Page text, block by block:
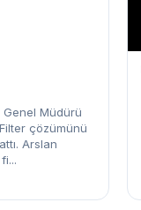
Müdürü
çözümünü
Arslan